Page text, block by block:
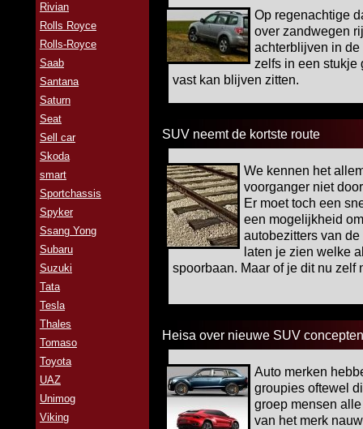
Rivian
Rolls Royce
Rolls-Royce
Saab
Santana
Saturn
Seat
Sell car
Skoda
smart
Sportchassis
Spyker
Ssang Yong
Subaru
Suzuki
Tata
Tesla
Thales
Tomaso
Toyota
UAZ
Unimog
Viking
Op regenachtige
over zandwegen
achterblijven in
zelfs in een stukje
vast kan blijven zitten.
SUV neemt de kortste route
We kennen het
voorganger niet
Er moet toch een
een mogelijkheid
autobezitters van de
laten je zien welke
spoorbaan. Maar of je dit nu zelf
Heisa over nieuwe SUV concepten
Auto merken
groupies oftewel
groep mensen
van het merk